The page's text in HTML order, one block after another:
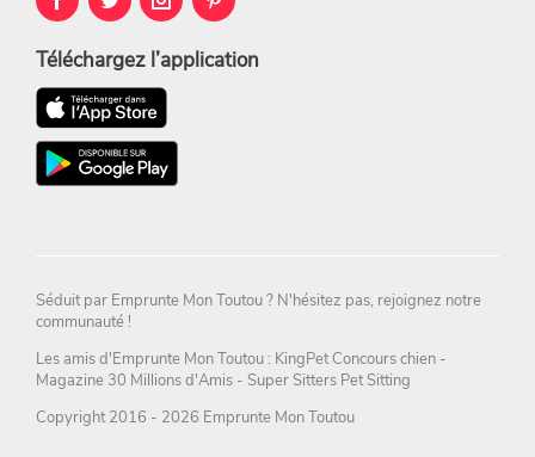
Téléchargez l’application
Séduit par Emprunte Mon Toutou? N'hésitez pas, rejoignez notre
communauté !
Les amis d'Emprunte Mon Toutou : KingPetConcours chien -
Magazine 30 Millions d'Amis - Super Sitters Pet Sitting
Copyright 2016 - 2026 Emprunte Mon Toutou